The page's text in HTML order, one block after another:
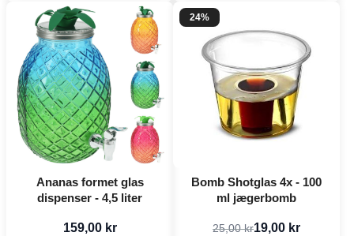
Ananas formet glas
dispenser - 4,5 liter
159,00 kr
24%
Bomb Shotglas 4x - 100
ml jægerbomb
25,00 kr19,00 kr